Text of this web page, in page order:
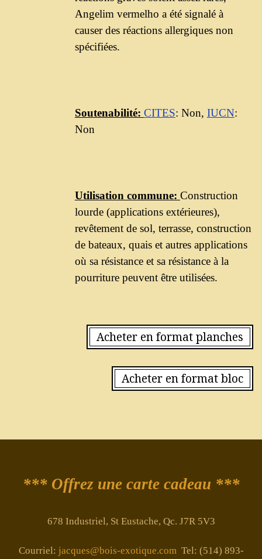
Angelim vermelho a été signalé à
causer des réactions allergiques non
spécifiées.
Soutenabilité: CITES: Non, IUCN:
Non
Utilisation commune: Construction
lourde (applications extérieures),
revêtement de sol, terrasse, construction
de bateaux, quais et autres applications
où sa résistance et sa résistance à la
pourriture peuvent être utilisées.
Acheter en format planches
Acheter en format bloc
*** Offrez une carte cadeau ***
678 Industriel, St Eustache, Qc. J7R 5V3
Courriel: jacques@bois-exotique.comTel: (514) 893-